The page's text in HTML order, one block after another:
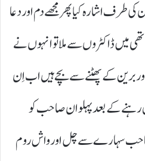
طرف اشارہ کیا پھر مجھے دم اور دعا
میں ڈاکٹروں سے ملا تو انہوں نے
برین کے پھٹنے سے بچے ہیں اب اِن
رہنے کے بعد پہلوان صاحب کو
صاحب سہارے سے چل اور واش روم